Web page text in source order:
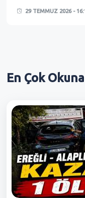
29 TEMMUZ 2026 -
En Çok